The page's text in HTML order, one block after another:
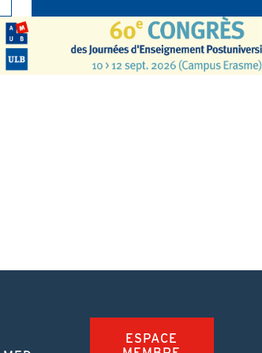
ESPACE